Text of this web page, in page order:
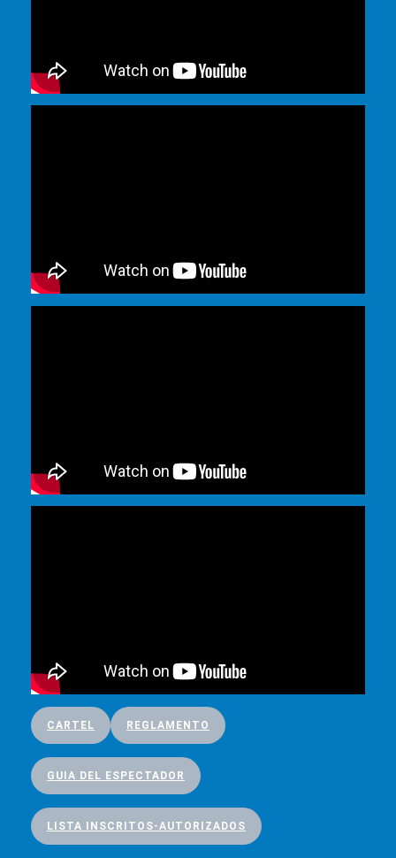
CARTEL REGLAMENTO
GUIA DEL ESPECTADOR
LISTA INSCRITOS-AUTORIZADOS